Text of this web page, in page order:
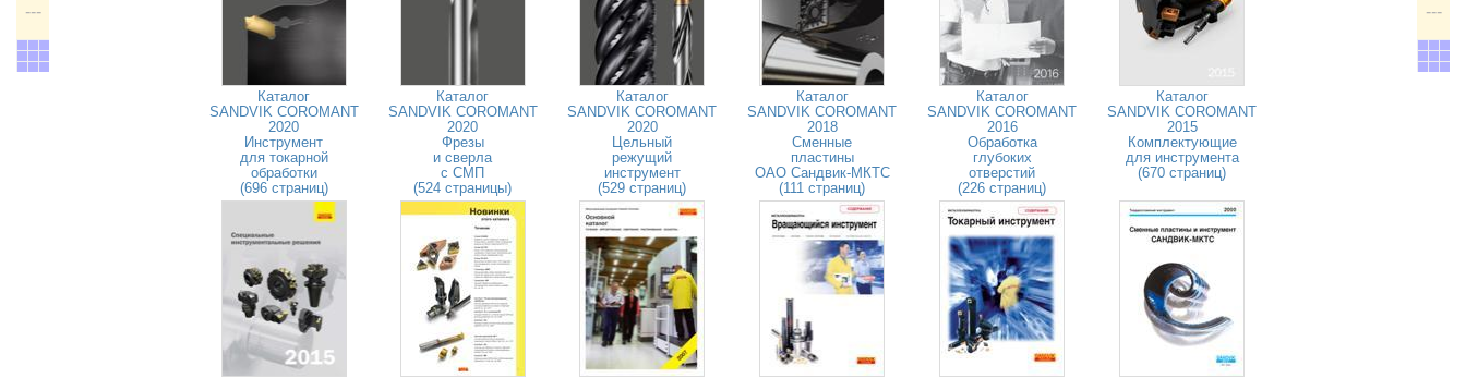
Каталог
SANDVIK COROMANT
2020
Инструмент
для токарной
обработки
(696 страниц)
Каталог
SANDVIK COROMANT
2020
Фрезы
и сверла
с СМП
(524 страницы)
Каталог
SANDVIK COROMANT
2020
Цельный
режущий
инструмент
(529 страниц)
Каталог
SANDVIK COROMANT
2018
Сменные
пластины
ОАО Сандвик-МКТС
(111 страниц)
Каталог
SANDVIK COROMANT
2016
Обработка
глубоких
отверстий
(226 страниц)
Каталог
SANDVIK COROMANT
2015
Комплектующие
для инструмента
(670 страниц)
--- ---